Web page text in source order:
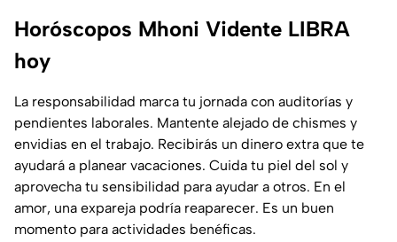
Horóscopos Mhoni Vidente LIBRA
hoy
La responsabilidad marca tu jornada con auditorías y
pendientes laborales. Mantente alejado de chismes y
envidias en el trabajo. Recibirás un dinero extra que te
ayudará a planear vacaciones. Cuida tu piel del sol y
aprovecha tu sensibilidad para ayudar a otros. En el
amor, una expareja podría reaparecer. Es un buen
momento para actividades benéficas.